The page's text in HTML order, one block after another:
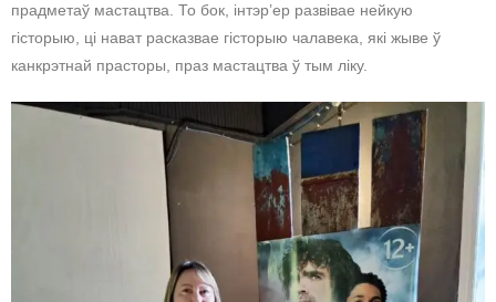
прадметаў мастацтва. То бок, інтэр’ер развівае нейкую
гісторыю, ці нават расказвае гісторыю чалавека, які жыве ў
канкрэтнай прасторы, праз мастацтва ў тым ліку.